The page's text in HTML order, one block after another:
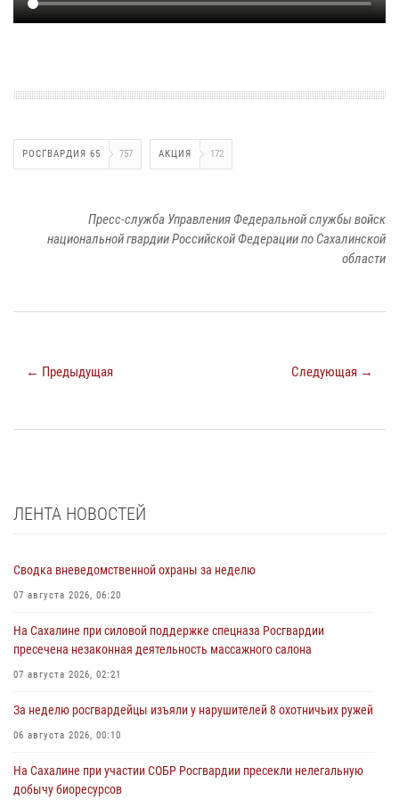
РОСГВАРДИЯ 65 757 АКЦИЯ 172
Пресс-служба Управления Федеральной службы войск
национальной гвардии Российской Федерации по Сахалинской
области
← Предыдущая Следующая →
ЛЕНТА НОВОСТЕЙ
Сводка вневедомственной охраны за неделю
07 августа 2026, 06:20
На Сахалине при силовой поддержке спецназа Росгвардии
пресечена незаконная деятельность массажного салона
07 августа 2026, 02:21
За неделю росгвардейцы изъяли у нарушителей 8 охотничьих ружей
06 августа 2026, 00:10
На Сахалине при участии СОБР Росгвардии пресекли нелегальную
добычу биоресурсов